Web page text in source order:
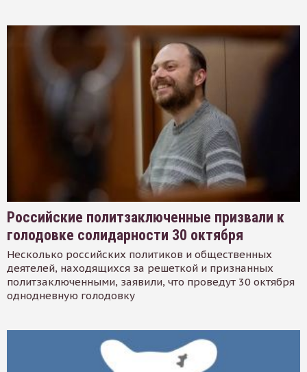
Российские политзаключенные призвали к
голодовке солидарности 30 октября
Несколько российских политиков и общественных
деятелей, находящихся за решеткой и признанных
политзаключенными, заявили, что проведут 30 октября
однодневную голодовку